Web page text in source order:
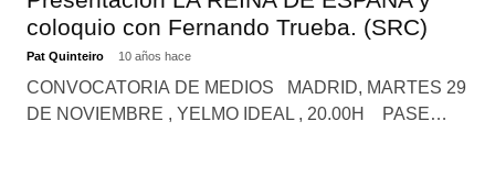
coloquio con Fernando Trueba. (SRC)
Pat Quinteiro 10 años hace
CONVOCATORIA DE MEDIOS MADRID, MARTES 29
DE NOVIEMBRE , YELMO IDEAL , 20.00H PASE…